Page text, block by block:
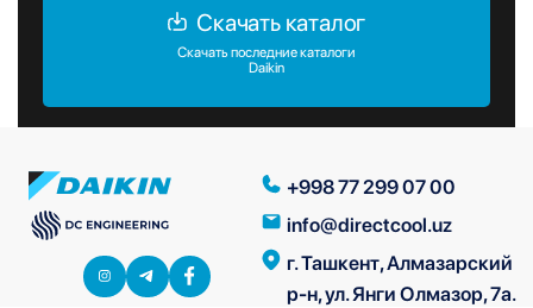
Скачать каталог
Скачать последние каталоги
Daikin
+998 77 299 07 00
info@directcool.uz
г. Ташкент, Алмазарский
р-н, ул. Янги Олмазор, 7а.